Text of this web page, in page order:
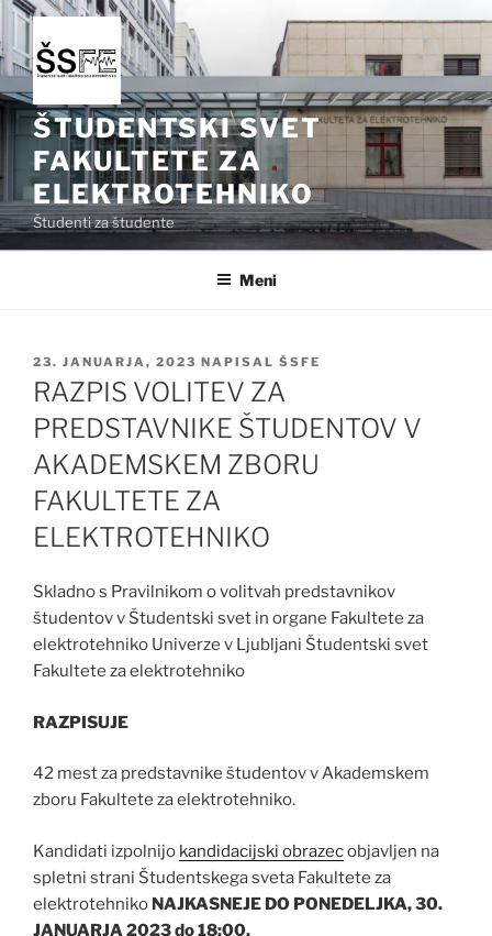
Skoči
na
vsebino
ŠTUDENTSKI SVET
FAKULTETE ZA
ELEKTROTEHNIKO
Študenti za študente
Meni
OBJAVLJENO
DNE
23. JANUARJA, 2023 NAPISAL ŠSFE
RAZPIS VOLITEV ZA
PREDSTAVNIKE ŠTUDENTOV V
AKADEMSKEM ZBORU
FAKULTETE ZA
ELEKTROTEHNIKO
Skladno s Pravilnikom o volitvah predstavnikov
študentov v Študentski svet in organe Fakultete za
elektrotehniko Univerze v Ljubljani Študentski svet
Fakultete za elektrotehniko
RAZPISUJE
42 mest za predstavnike študentov v Akademskem
zboru Fakultete za elektrotehniko.
Kandidati izpolnijo kandidacijski obrazecobjavljen na
spletni strani Študentskega sveta Fakultete za
elektrotehniko NAJKASNEJE DO PONEDELJKA, 30.
JANUARJA 2023do 18:00.